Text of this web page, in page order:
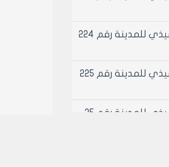
قرار المكتب التنفيذي للمدينة رقم 224
قرار المكتب التنفيذي للمدينة رقم 225
قرار المكتب التنفيذي للمدينة رقم 25